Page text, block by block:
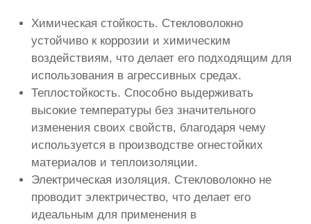
Химическая стойкость. Стекловолокно
устойчиво к коррозии и химическим
воздействиям, что делает его подходящим для
использования в агрессивных средах.
Теплостойкость. Способно выдерживать
высокие температуры без значительного
изменения своих свойств, благодаря чему
используется в производстве огнестойких
материалов и теплоизоляции.
Электрическая изоляция. Стекловолокно не
проводит электричество, что делает его
идеальным для применения в